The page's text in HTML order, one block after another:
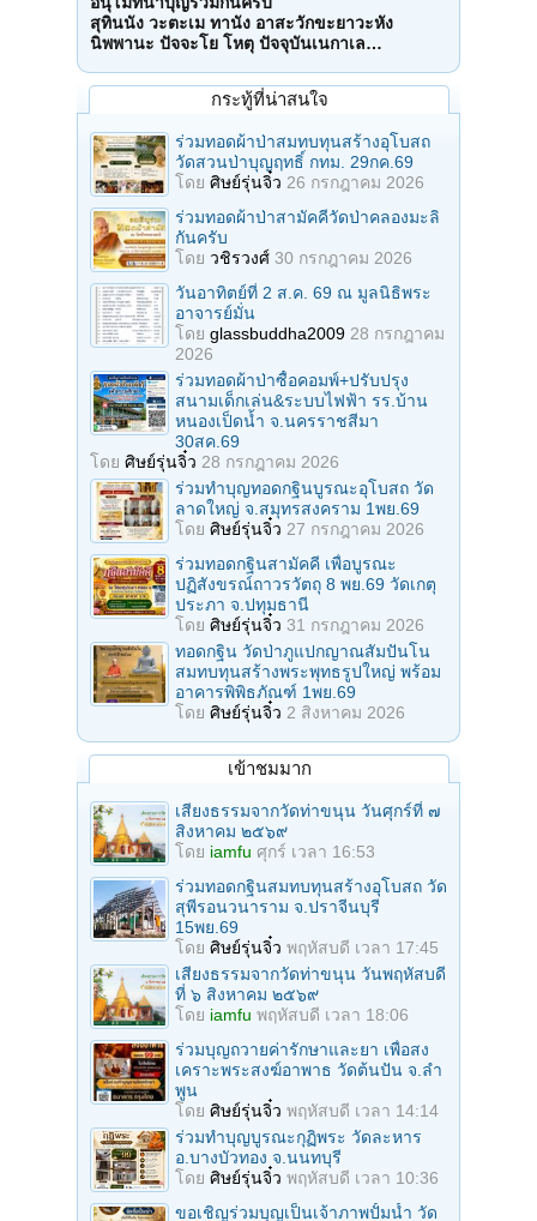
สุทินนัง วะตะเม ทานัง อาสะวักขะยาวะหัง
นิพพานะ ปัจจะโย โหตุ ปัจจุบันเนกาเล…
กระทู้ที่น่าสนใจ
ร่วมทอดผ้าป่าสมทบทุนสร้างอุโบสถ
วัดสวนป่าบุญฤทธิ์ กทม. 29กค.69
โดย ศิษย์รุ่นจิ๋ว 26 กรกฎาคม 2026
ร่วมทอดผ้าป่าสามัคคีวัดป่าคลองมะลิ
กันครับ
โดย วชิรวงศ์ 30 กรกฎาคม 2026
วันอาทิตย์ที่ 2 ส.ค. 69 ณ มูลนิธิพระ
อาจารย์มั่น
โดย glassbuddha2009 28 กรกฎาคม
2026
ร่วมทอดผ้าป่าซื้อคอมพ์+ปรับปรุง
สนามเด็กเล่น&ระบบไฟฟ้า รร.บ้าน
หนองเป็ดน้ำ จ.นครราชสีมา
30สค.69
โดย ศิษย์รุ่นจิ๋ว 28 กรกฎาคม 2026
ร่วมทําบุญทอดกฐินบูรณะอุโบสถ วัด
ลาดใหญ่ จ.สมุทรสงคราม 1พย.69
โดย ศิษย์รุ่นจิ๋ว 27 กรกฎาคม 2026
ร่วมทอดกฐินสามัคคี เพื่อบูรณะ
ปฏิสังขรณ์ถาวรวัตถุ 8 พย.69 วัดเกตุ
ประภา จ.ปทุมธานี
โดย ศิษย์รุ่นจิ๋ว 31 กรกฎาคม 2026
ทอดกฐิน วัดป่าภูแปกญาณสัมปันโน
สมทบทุนสร้างพระพุทธรูปใหญ่ พร้อม
อาคารพิพิธภัณฑ์ 1พย.69
โดย ศิษย์รุ่นจิ๋ว 2 สิงหาคม 2026
เข้าชมมาก
เสียงธรรมจากวัดท่าขนุน วันศุกร์ที่ ๗
สิงหาคม ๒๕๖๙
โดย iamfu ศุกร์ เวลา 16:53
ร่วมทอดกฐินสมทบทุนสร้างอุโบสถ วัด
สุพีรอนวนาราม จ.ปราจีนบุรี
15พย.69
โดย ศิษย์รุ่นจิ๋ว พฤหัสบดี เวลา 17:45
เสียงธรรมจากวัดท่าขนุน วันพฤหัสบดี
ที่ ๖ สิงหาคม ๒๕๖๙
โดย iamfu พฤหัสบดี เวลา 18:06
ร่วมบุญถวายค่ารักษาและยา เพื่อสง
เคราะพระสงฆ์อาพาธ วัดต้นปัน จ.ลํา
พูน
โดย ศิษย์รุ่นจิ๋ว พฤหัสบดี เวลา 14:14
ร่วมทําบุญบูรณะกุฏิพระ วัดละหาร
อ.บางบัวทอง จ.นนทบุรี
โดย ศิษย์รุ่นจิ๋ว พฤหัสบดี เวลา 10:36
ขอเชิญร่วมบุญเป็นเจ้าภาพปั้มน้ำ วัด